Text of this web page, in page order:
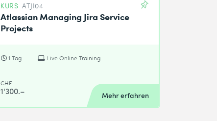
KURS ATJI04
Atlassian Managing Jira Service
Projects
1 Tag Live Online Training
CHF
1'300.– Mehr erfahren